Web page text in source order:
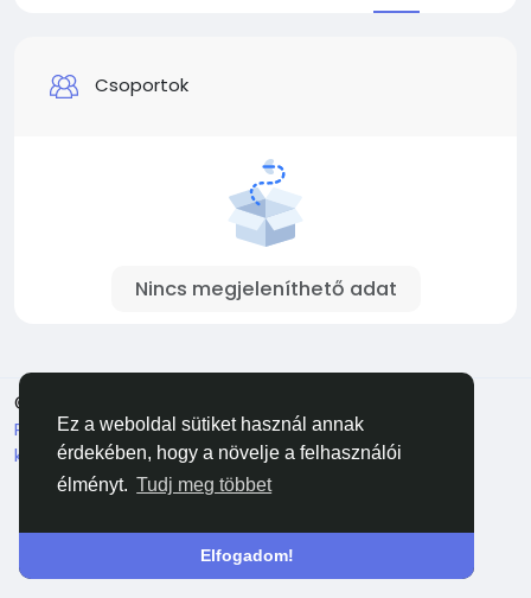
Ez a weboldal sütiket használ annak
érdekében, hogy a növelje a felhasználói
élményt. Tudj meg többet
Elfogadom!
Csoportok
Nincs megjeleníthető adat
© 2026 Facehun
Rólunk Felhasználói feltételek Adatvédelem
kapcsolatba velünk Könyvtár